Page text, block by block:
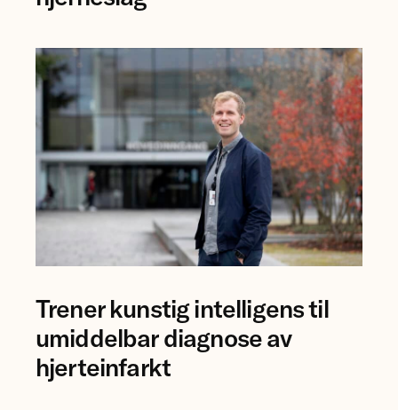
NTNU.
Bjørn-
Jostein
Singstad
ved
Trener kunstig intelligens til
umiddelbar diagnose av
hjerteinfarkt